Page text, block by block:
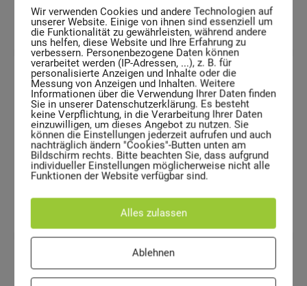
Volumen
H: 650 mm
B: 395 mm
T: 250 mm
5 kg
Wir verwenden Cookies und andere Technologien auf
unserer Website. Einige von ihnen sind essenziell um
die Funktionalität zu gewährleisten, während andere
uns helfen, diese Website und Ihre Erfahrung zu
verbessern. Personenbezogene Daten können
verarbeitet werden (IP-Adressen, ...), z. B. für
personalisierte Anzeigen und Inhalte oder die
Messung von Anzeigen und Inhalten. Weitere
Informationen über die Verwendung Ihrer Daten finden
Sie in unserer Datenschutzerklärung. Es besteht
keine Verpflichtung, in die Verarbeitung Ihrer Daten
einzuwilligen, um dieses Angebot zu nutzen. Sie
können die Einstellungen jederzeit aufrufen und auch
nachträglich ändern "Cookies"-Butten unten am
Bildschirm rechts. Bitte beachten Sie, dass aufgrund
individueller Einstellungen möglicherweise nicht alle
Funktionen der Website verfügbar sind.
Alles zulassen
Ablehnen